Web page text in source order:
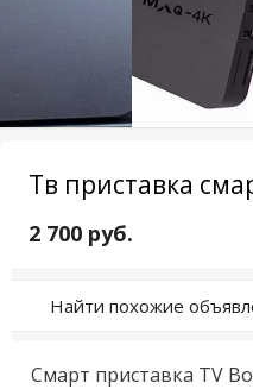
Тв приставка
2 700 руб.
Найти похожие
Смаpт пpиcтавкa TV